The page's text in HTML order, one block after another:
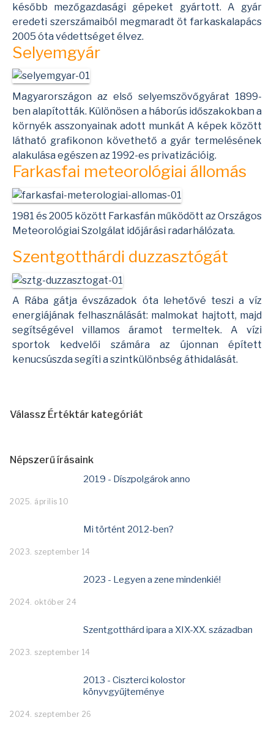
később mezőgazdasági gépeket gyártott. A gyár
eredeti szerszámaiból megmaradt öt farkaskalapács
2005 óta védettséget élvez.
Selyemgyár
Magyarországon az első selyemszövőgyárat 1899-
ben alapították. Különösen a háborús időszakokban a
környék asszonyainak adott munkát A képek között
látható grafikonon követhető a gyár termelésének
alakulása egészen az 1992-es privatizációig.
Farkasfai meteorológiai állomás
1981 és 2005 között Farkasfán működött az Országos
Meteorológiai Szolgálat időjárási radarhálózata.
Szentgotthárdi duzzasztógát
A Rába gátja évszázadok óta lehetővé teszi a víz
energiájának felhasználását: malmokat hajtott, majd
segítségével villamos áramot termeltek. A vízi
sportok kedvelői számára az újonnan épített
kenucsúszda segíti a szintkülönbség áthidalását.
Válassz Értéktár kategóriát
Népszerű írásaink
2019 - Díszpolgárok anno
2025. április 10
Mi történt 2012-ben?
2023. szeptember 14
2023 - Legyen a zene mindenkié!
2024. október 24
Szentgotthárd ipara a XIX-XX. században
2023. szeptember 14
2013 - Ciszterci kolostor
könyvgyűjteménye
2024. szeptember 26